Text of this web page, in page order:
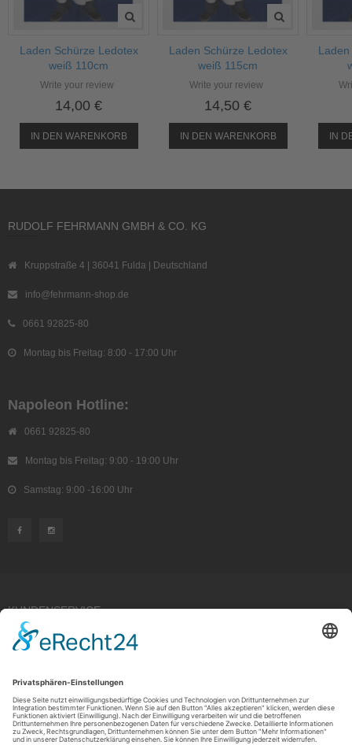
Laden Schürze Ledotex
weiß 110cm
Write your review
14,00 €
IN DEN WARENKORB
Laden Schürze Ledotex
weiß 115cm
Write your review
14,50 €
IN DEN WARENKORB IN
RUDOLF FEHRMANN GMBH & CO. KG
Kruppstraße 4 | 36041 Fulda | Deutschland
info@fehrmann-shop.de
0661 92825-80
Montag bis Freitag: 8:00 - 17:00 Uhr
Napoleon Hotline:
0661 92825-80
Montag bis Freitag: 9:00 - 19:00 Uhr
Samstag: 9:00 -16:00 Uhr
KUNDENSERVICE
ÜBER UNS